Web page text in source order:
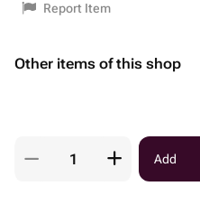
Report Item
Other items of this shop
Add